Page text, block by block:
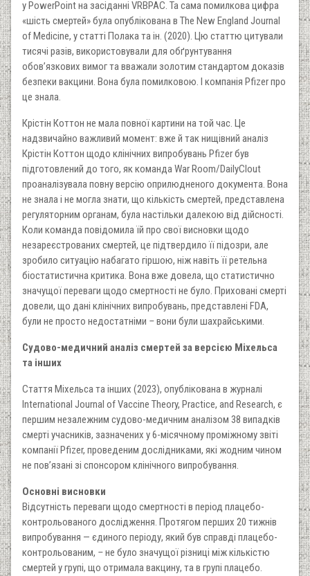
у PowerPoint на засіданні VRBPAC. Та сама помилкова цифра
«шість смертей» була опублікована в The New England Journal
of Medicine, у статті Полака та ін. (2020). Цю статтю цитували
тисячі разів, використовували для обґрунтування
обов’язкових вимог та вважали золотим стандартом доказів
безпеки вакцини. Вона була помилковою. І компанія Pfizer про
це знала.
Крістін Коттон не мала повної картини на той час. Це
надзвичайно важливий момент: вже й так нищівний аналіз
Крістін Коттон щодо клінічних випробувань Pfizer був
підготовлений до того, як команда War Room/DailyClout
проаналізувала повну версію оприлюдненого документа. Вона
не знала і не могла знати, що кількість смертей, представлена
регуляторним органам, була настільки далекою від дійсності.
Коли команда повідомила їй про свої висновки щодо
незареєстрованих смертей, це підтвердило її підозри, але
зробило ситуацію набагато гіршою, ніж навіть її ретельна
біостатистична критика. Вона вже довела, що статистично
значущої переваги щодо смертності не було. Приховані смерті
довели, що дані клінічних випробувань, представлені FDA,
були не просто недостатніми –вони були шахрайськими.
Судово-медичний аналіз смертей за версією Міхельса
та інших
Стаття Міхельса та інших (2023), опублікована в журналі
International Journal of Vaccine Theory, Practice, and Research, є
першим незалежним судово-медичним аналізом 38 випадків
смерті учасників, зазначених у 6-місячному проміжному звіті
компанії Pfizer, проведеним дослідниками, які жодним чином
не пов’язані зі спонсором клінічного випробування.
Основні висновки
Відсутність переваги щодо смертності в період плацебо-
контрольованого дослідження. Протягом перших 20 тижнів
випробування — єдиного періоду, який був справді плацебо-
контрольованим, –не було значущої різниці між кількістю
смертей у групі, що отримала вакцину, та в групі плацебо.